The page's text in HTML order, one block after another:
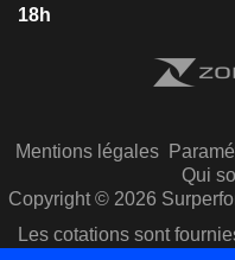
18h
Mentions légales
Qui
Copyright © 2026
Les cotations sont